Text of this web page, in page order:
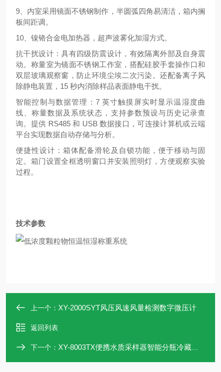
9、 内室采用镜面不锈钢制作，半圆弧四角易清洁，箱内搁
板间距调。
10、 镍铬合金电加热器 ， 超声波雾化加湿方式。
抗干扰设计：具有四级防震设计，有效隔离外部及自身震
动。称量室为镜面不锈钢工作室，搭配硅胶手套操作口和
双层玻璃观察窗，防止环境尘埃二次污染。还配备离子风
除静电装置，15 秒内消除样品表面静电干扰。
智能控制与数据管理：7 英寸触摸屏实时显示温湿度曲
线、称量数据及系统状态，支持参数预设与历史记录查
询。提供 RS485 和 USB 数据接口，可连接计算机或云端
平台实现数据自动存储与分析。
便捷性设计：箱体配备滑轮及自锁功能，便于移动与固
定。箱门设置全框透明窗口并安装照明灯，方便观察实验
过程。
技术参数
上一个： XY-2000SYT风压风速风量检测数字微压计
返回列表
下一个： XY-8003TX便携水质采样器智能分瓶冷藏采样